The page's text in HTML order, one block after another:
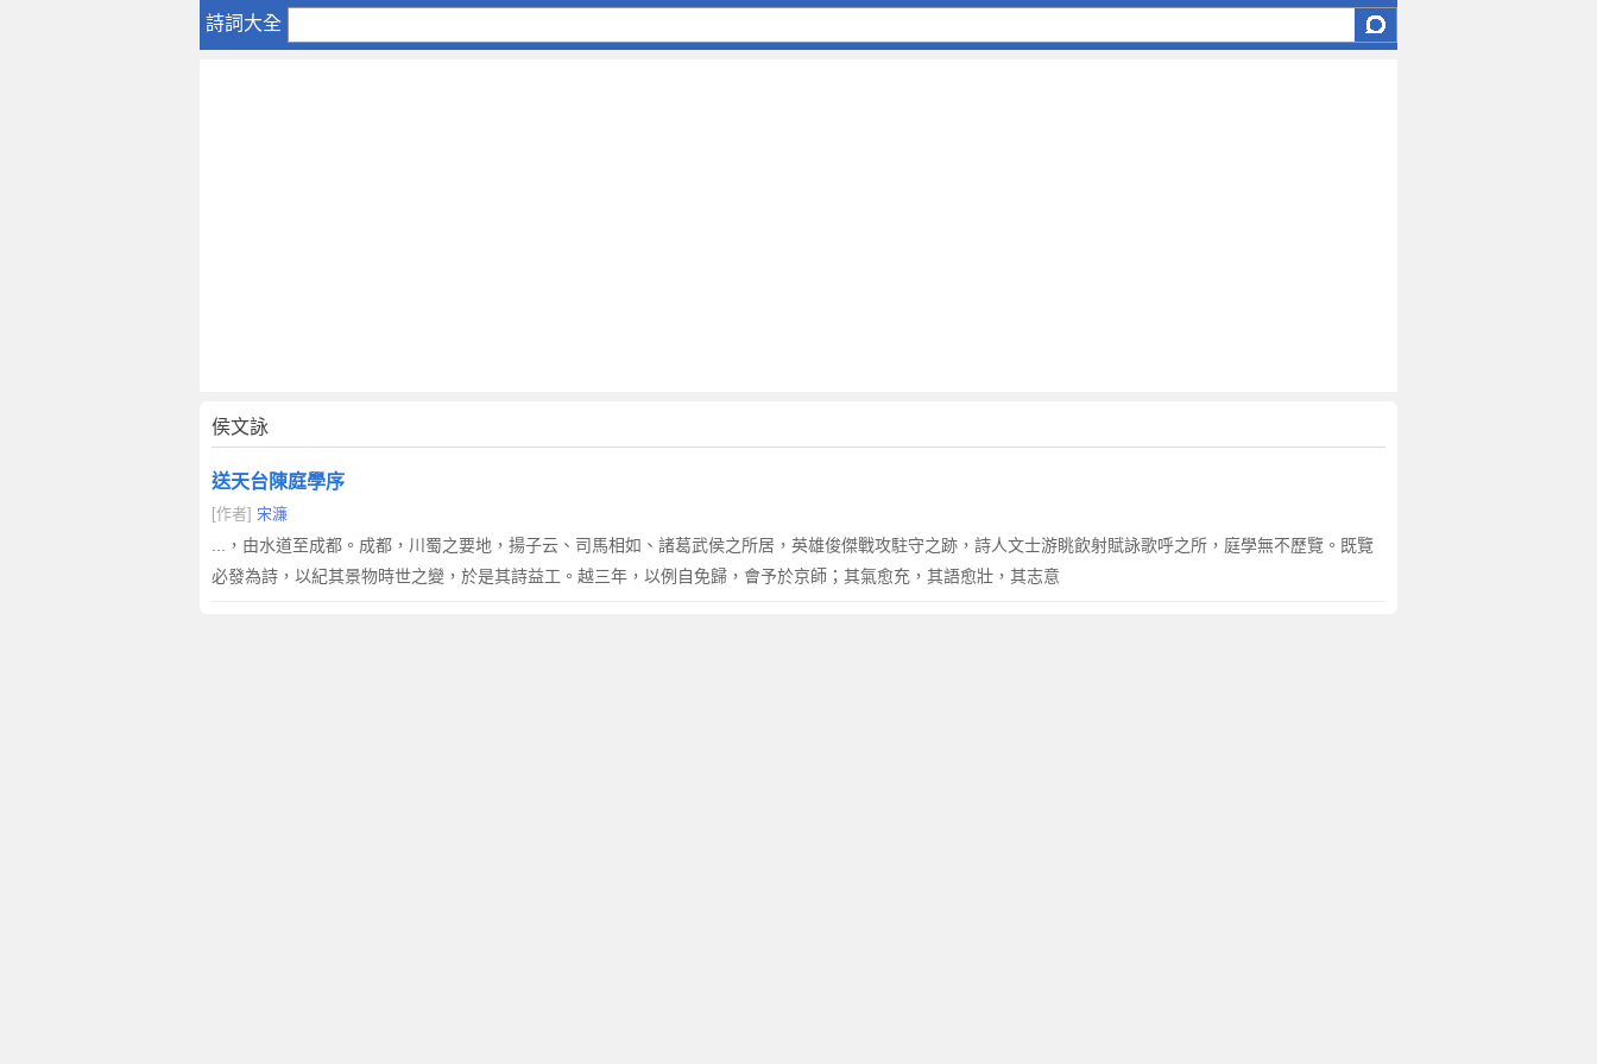
詩詞大全
侯
侯文詠
送天台陳庭學序
[作者] 宋濂
...，由水道至成都。成都，川蜀之要地，揚子云、司馬相如、諸葛武侯之所居，英雄俊傑戰攻駐守之跡，詩人文士游眺飲射賦詠歌呼之所，庭學無不歷覽。既覽
必發為詩，以紀其景物時世之變，於是其詩益工。越三年，以例自免歸，會予於京師；其氣愈充，其語愈壯，其志意